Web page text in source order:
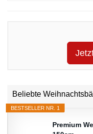
Beliebte
BESTSELLER NR. 1
Premium